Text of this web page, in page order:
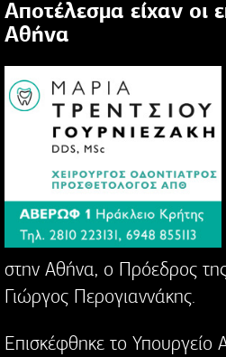
Αποτέλεσμα είχαν οι
Αθήνα
στην Αθήνα, ο Πρόεδρος
Γιώργος Περογιαννάκης.
Επισκέφθηκε το Υπουργείο